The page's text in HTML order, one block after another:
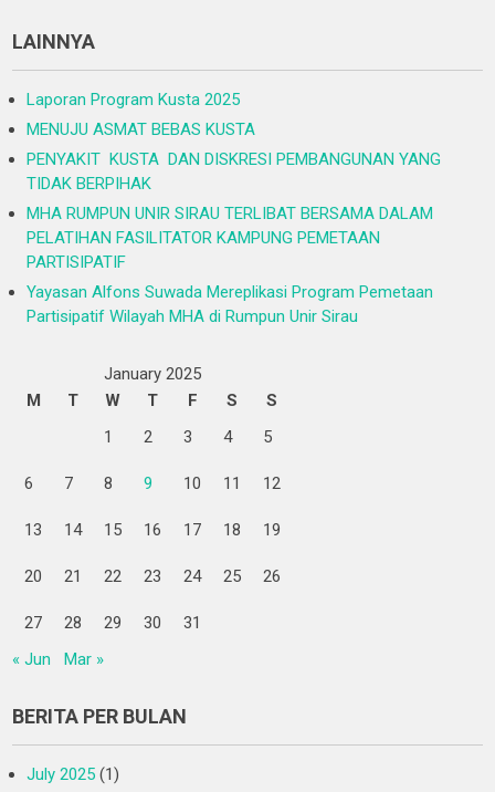
LAINNYA
Laporan Program Kusta 2025
MENUJU ASMAT BEBAS KUSTA
PENYAKIT KUSTA DAN DISKRESI PEMBANGUNAN YANG
TIDAK BERPIHAK
MHA RUMPUN UNIR SIRAU TERLIBAT BERSAMA DALAM
PELATIHAN FASILITATOR KAMPUNG PEMETAAN
PARTISIPATIF
Yayasan Alfons Suwada Mereplikasi Program Pemetaan
Partisipatif Wilayah MHA di Rumpun Unir Sirau
January 2025
M
T W T F S
S
1
2 3 4 5
6 7 8 9 10 11 12
13 14 15 16 17 18 19
20 21 22 23 24 25 26
27 28 29 30
31
« Jun
Mar »
BERITA PER BULAN
July 2025 (1)